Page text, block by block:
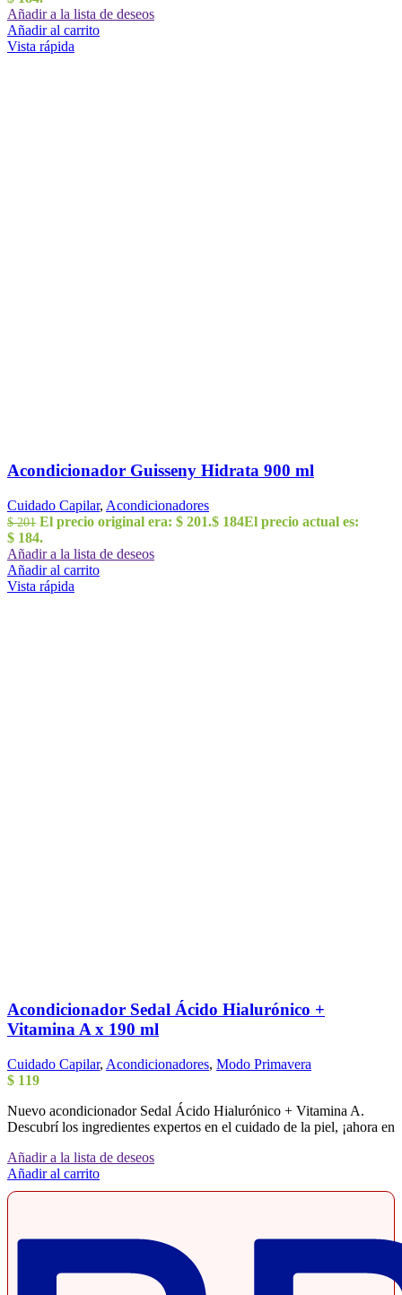
Añadir a la lista de deseos
Añadir al carrito
Vista rápida
Acondicionador Guisseny Hidrata 900 ml
Cuidado Capilar, Acondicionadores
$201 El precio original era: $ 201.$ 184El precio actual es:
$ 184.
Añadir a la lista de deseos
Añadir al carrito
Vista rápida
Acondicionador Sedal Ácido Hialurónico +
Vitamina A x 190 ml
Cuidado Capilar, Acondicionadores, Modo Primavera
$ 119
Nuevo acondicionador Sedal Ácido Hialurónico + Vitamina A.
Descubrí los ingredientes expertos en el cuidado de la piel, ¡ahora en
Añadir a la lista de deseos
Añadir al carrito